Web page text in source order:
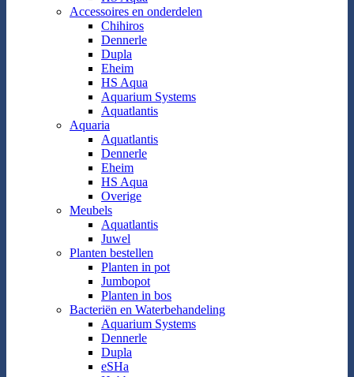
Accessoires en onderdelen
Chihiros
Dennerle
Dupla
Eheim
HS Aqua
Aquarium Systems
Aquatlantis
Aquaria
Aquatlantis
Dennerle
Eheim
HS Aqua
Overige
Meubels
Aquatlantis
Juwel
Planten bestellen
Planten in pot
Jumbopot
Planten in bos
Bacteriën en Waterbehandeling
Aquarium Systems
Dennerle
Dupla
eSHa